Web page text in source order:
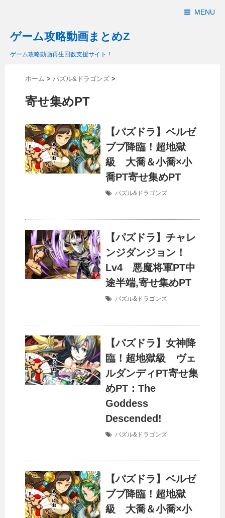
MENU
ゲーム攻略動画まとめZ
ゲーム攻略動画再生回数支援サイト！
ホーム > パズル&ドラゴンズ >
寄せ集めPT
【パズドラ】ベルゼ
ブブ降臨！超地獄
級 大喬＆小喬×小
喬PT寄せ集めPT
パズル&ドラゴンズ
【パズドラ】チャレ
ンジダンジョン！
Lv4 悪魔将軍PT中
途半端,寄せ集めPT
パズル&ドラゴンズ
【パズドラ】女神降
臨！超地獄級 ヴェ
ルダンディPT寄せ集
めPT：The
Goddess
Descended!
パズル&ドラゴンズ
【パズドラ】ベルゼ
ブブ降臨！超地獄
級 大喬＆小喬×小